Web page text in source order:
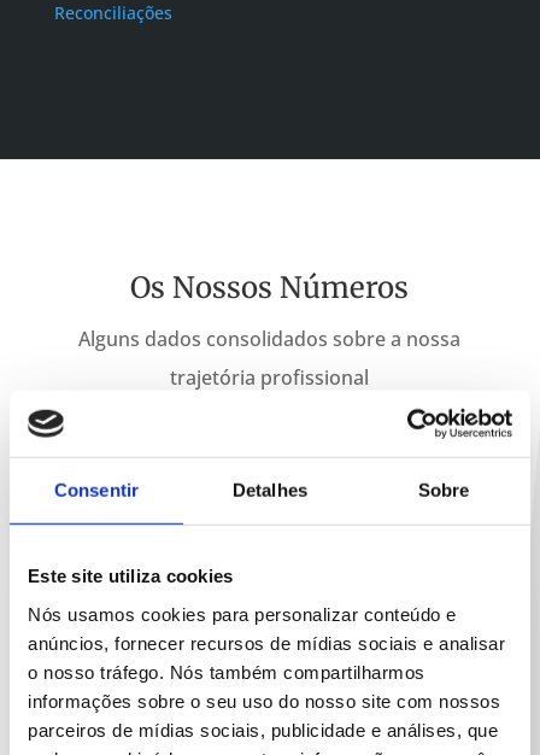
Consentir Detalhes Sobre
Este site utiliza cookies
Nós usamos cookies para personalizar conteúdo e
anúncios, fornecer recursos de mídias sociais e analisar
o nosso tráfego. Nós também compartilharmos
informações sobre o seu uso do nosso site com nossos
parceiros de mídias sociais, publicidade e análises, que
Reconciliações
Os Nossos Números
Alguns dados consolidados sobre a nossa
trajetória profissional
10.3
milhões de EUR em Capital Gerenciado